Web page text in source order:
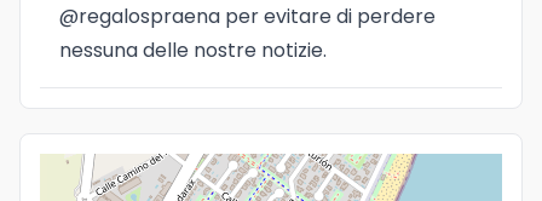
@regalospraena per evitare di perdere
nessuna delle nostre notizie.